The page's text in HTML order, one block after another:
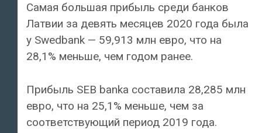
Самая большая прибыль среди банков
Латвии за девять месяцев 2020 года была
у Swedbank — 59,913 млн евро, что на
28,1% меньше, чем годом ранее.
Прибыль SEB banka составила 28,285 млн
евро, что на 25,1% меньше, чем за
соответствующий период 2019 года.